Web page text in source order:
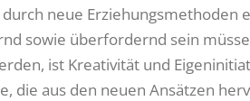
neue Erziehungsmethoden
sowie überfordernd sein
ist Kreativität und
die aus den neuen Ansätzen